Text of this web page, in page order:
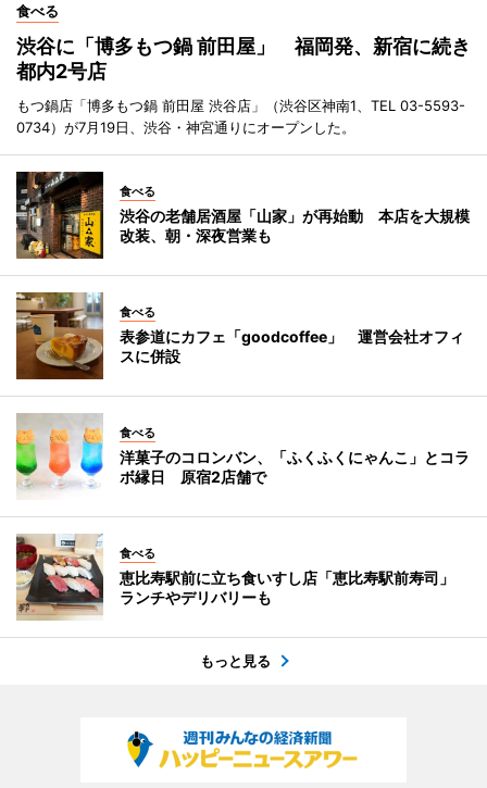
食べる
渋谷に「博多もつ鍋 前田屋」 福岡発、新宿に続き
都内2号店
もつ鍋店「博多もつ鍋 前田屋 渋谷店」（渋谷区神南1、TEL 03-5593-
0734）が7月19日、渋谷・神宮通りにオープンした。
食べる
渋谷の老舗居酒屋「山家」が再始動 本店を大規模
改装、朝・深夜営業も
食べる
表参道にカフェ「goodcoffee」 運営会社オフィ
スに併設
食べる
洋菓子のコロンバン、「ふくふくにゃんこ」とコラ
ボ縁日 原宿2店舗で
食べる
恵比寿駅前に立ち食いすし店「恵比寿駅前寿司」
ランチやデリバリーも
もっと見る